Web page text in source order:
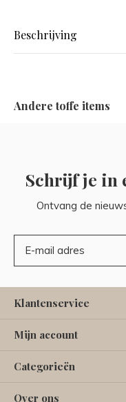
Beschrijving
Andere toffe items
Schrijf je in
Ontvang de
Klantenservice
Mijn account
Categorieën
Over ons